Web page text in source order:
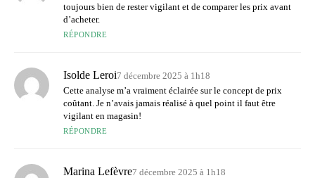
toujours bien de rester vigilant et de comparer les prix avant
d’acheter.
RÉPONDRE
Isolde Leroi7 décembre 2025 à 1h18
Cette analyse m’a vraiment éclairée sur le concept de prix
coûtant. Je n’avais jamais réalisé à quel point il faut être
vigilant en magasin!
RÉPONDRE
Marina Lefèvre7 décembre 2025 à 1h18